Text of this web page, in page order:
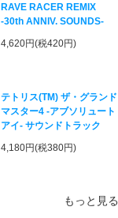
RAVE RACER REMIX
-30th ANNIV. SOUNDS-
4,620円(税420円)
テトリス(TM) ザ・グランド
マスター4 -アブソリュート
アイ- サウンドトラック
4,180円(税380円)
もっと見る